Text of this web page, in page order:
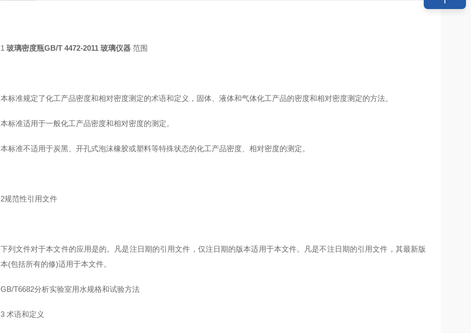
1 玻璃密度瓶GB/T 4472-2011 玻璃仪器范围
本标准规定了化工产品密度和相对密度测定的术语和定义，固体、液体和气体化工产品的密度和相对密度测定的方法。
本标准适用于一般化工产品密度和相对密度的测定。
本标准不适用于炭黑、开孔式泡沫橡胶或塑料等特殊状态的化工产品密度、相对密度的测定。
2规范性引用文件
下列文件对于本文件的应用是的。凡是注日期的引用文件，仅注日期的版本适用于本文件。凡是不注日期的引用文件，其最新版
本(包括所有的修)适用于本文件。
GB/T6682分析实验室用水规格和试验方法
3 术语和定义